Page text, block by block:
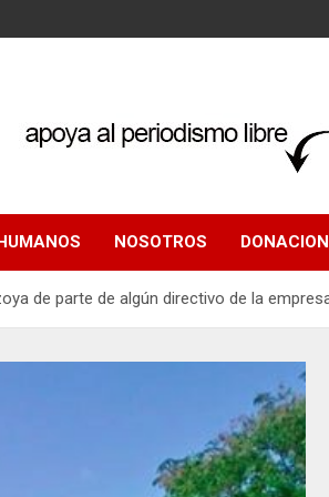
NOSOTROS
de parte de algún directivo de la